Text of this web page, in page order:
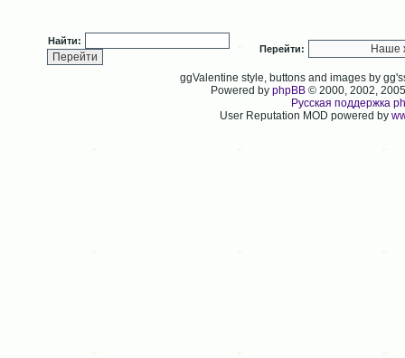
Найти:
Перейти:
ggValentine style, buttons and images by
Powered byphpBB © 2000, 2002,
Русская поддержка
User Reputation MOD powered by